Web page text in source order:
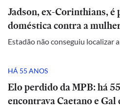
Jadson, ex-Corinthians,
doméstica contra a
Estadão não conseguiu localizar
HÁ 55 ANOS
Elo perdido da MPB: há
encontrava Caetano e Gal